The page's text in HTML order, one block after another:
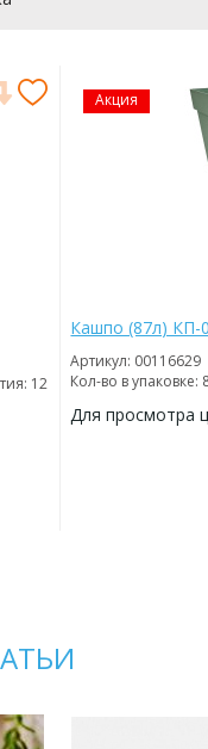
12
Акция
Кашпо (87л) КП-
Артикул: 00116629
Кол-во в упаковке:
Для просмотра